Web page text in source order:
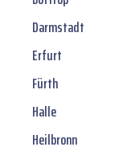
Darmstadt
Erfurt
Fürth
Halle
Heilbronn